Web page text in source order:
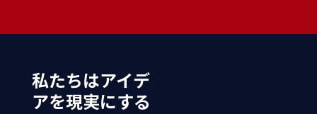
私たちはアイデ
アを現実にする